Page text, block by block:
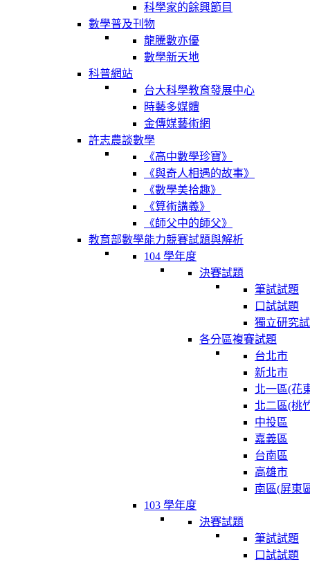
科學家的餘興節目
數學普及刊物
龍騰數亦優
數學新天地
科普網站
台大科學教育發展中心
時藝多媒體
金傳媒藝術網
許志農談數學
《高中數學珍寶》
《與奇人相遇的故事》
《數學美拾趣》
《算術講義》
《師父中的師父》
教育部數學能力競賽試題與解析
104 學年度
決賽試題
筆試試題
口試試題
獨立研究
各分區複賽試題
台北市
新北市
北一區(花
北二區(桃
中投區
嘉義區
台南區
高雄市
南區(屏東
103 學年度
決賽試題
筆試試題
口試試題